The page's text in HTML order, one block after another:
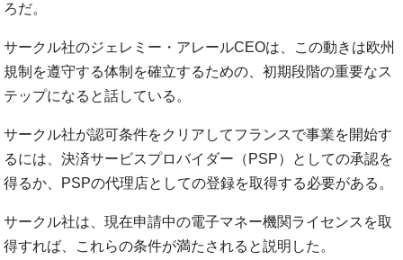
ろだ。
サークル社のジェレミー・アレールCEOは、この動きは欧州
規制を遵守する体制を確立するための、初期段階の重要なス
テップになると話している。
サークル社が認可条件をクリアしてフランスで事業を開始す
るには、決済サービスプロバイダー（PSP）としての承認を
得るか、PSPの代理店としての登録を取得する必要がある。
サークル社は、現在申請中の電子マネー機関ライセンスを取
得すれば、これらの条件が満たされると説明した。